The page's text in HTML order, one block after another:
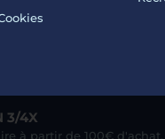
3/4X
à partir de 100€ d'achat.